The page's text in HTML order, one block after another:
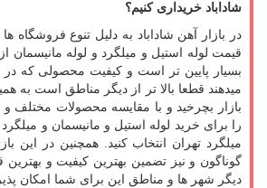
شاداباد خریداری کنیم؟
در بازار آهن شاداباد به دلیل تنوع فروشگاه ها
قیمت لوله استیل و میلگرد و لوله مانیسمان
بسیار پایین تر است و کیفیت محصولی که در
میدهند قطعا بالا تر از دیگر مناطق است به
بازار بچرخید و با مقایسه محصولات مختلف
را برای خرید لوله استیل و مانیسمان و
میلگرد تهران انتخاب کنید. همچنین در این
گوناگون و نیز تضمین بهترین کیفیت و
دیگر شهر ها و مناطق این برای شما امکان